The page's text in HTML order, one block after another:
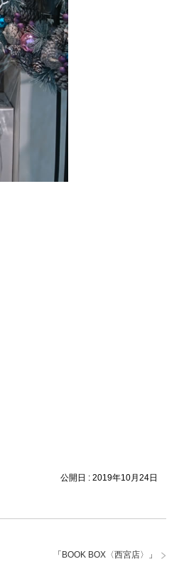
公開日 : 2019年10月24日
「 BOOK BOX〈西宮店〉 」